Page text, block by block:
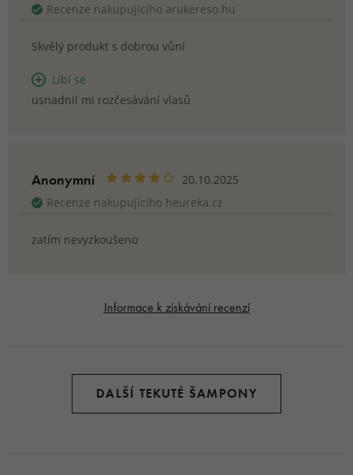
Recenze nakupujícího arukereso.hu
Skvělý produkt s dobrou vůní
Líbí se
usnadnil mi rozčesávání vlasů
Anonymní
20.10.2025
Recenze nakupujícího heureka.cz
zatím nevyzkoušeno
Informace k získávání recenzí
DALŠÍ TEKUTÉ ŠAMPONY